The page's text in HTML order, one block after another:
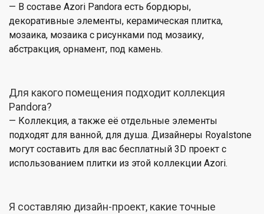
— В составе Azori Pandora есть бордюры,
декоративные элементы, керамическая плитка,
мозаика, мозаика с рисунками под мозаику,
абстракция, орнамент, под камень.
Для какого помещения подходит коллекция
Pandora?
— Коллекция, а также её отдельные элементы
подходят для ванной, для душа. Дизайнеры Royalstone
могут составить для вас бесплатный 3D проект с
использованием плитки из этой коллекции Azori.
Я составляю дизайн-проект, какие точные